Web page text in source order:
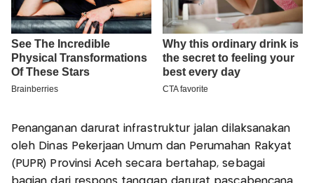
Penanganan darurat infrastruktur jalan dilaksanakan
oleh Dinas Pekerjaan Umum dan Perumahan Rakyat
(PUPR) Provinsi Aceh secara bertahap, sebagai